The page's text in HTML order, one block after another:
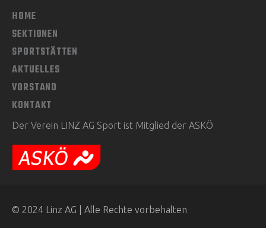
HOME
SEKTIONEN
SPORTSTÄTTEN
AKTUELLES
VORSTAND
KONTAKT
Der Verein LINZ AG Sport ist Mitglied der ASKÖ
© 2024 Linz AG | Alle Rechte vorbehalten